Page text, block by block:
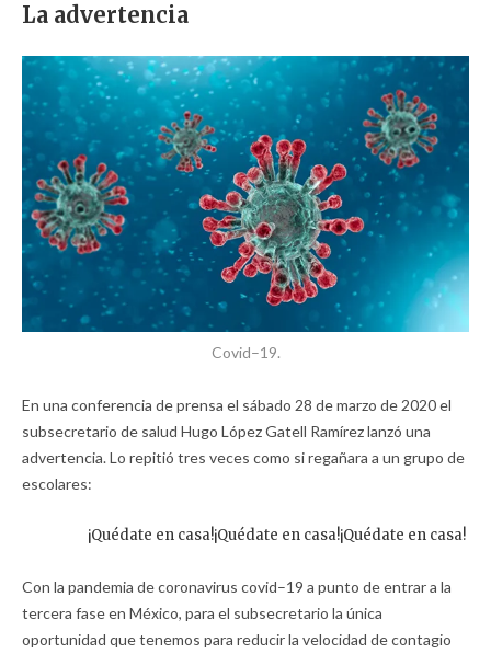
La advertencia
Covid–19.
En una conferencia de prensa el sábado 28 de marzo de 2020 el
subsecretario de salud Hugo López Gatell Ramírez lanzó una
advertencia. Lo repitió tres veces como si regañara a un grupo de
escolares:
¡Quédate en casa!¡Quédate en casa!¡Quédate en casa!
Con la pandemia de coronavirus covid–19 a punto de entrar a la
tercera fase en México, para el subsecretario la única
oportunidad que tenemos para reducir la velocidad de contagio